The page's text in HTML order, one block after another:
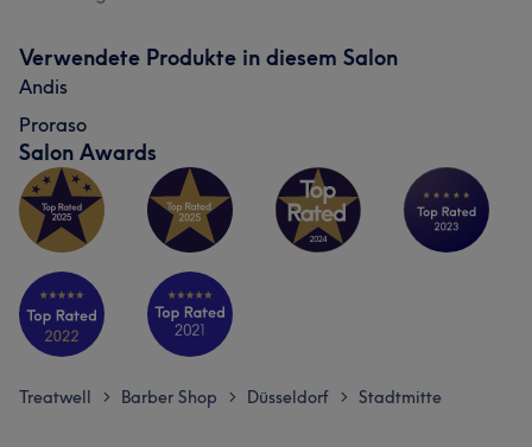
Verwendete Produkte in diesem Salon
Andis
Proraso
Salon Awards
Treatwell > Barber Shop > Düsseldorf > Stadtmitte